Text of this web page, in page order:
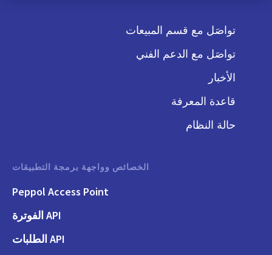
تواصَل مع قسم المبيعات
تواصَل مع الدعم الفني
الأخبار
قاعدة المعرفة
حالة النظام
الخصائص وواجهة برمجة التطبيقات
Peppol Access Point
API الفوترة
API الطلبات